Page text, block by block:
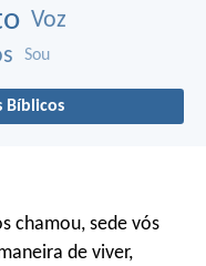
Voz
Sou
Bíblicos
chamou, sede vós
de viver,